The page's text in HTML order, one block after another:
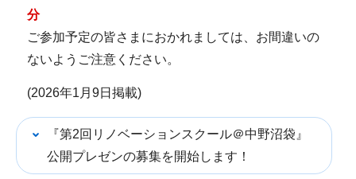
分
ご参加予定の皆さまにおかれましては、お間違いの
ないようご注意ください。
(2026年1月9日掲載)
『第2回リノベーションスクール＠中野沼袋』
公開プレゼンの募集を開始します！